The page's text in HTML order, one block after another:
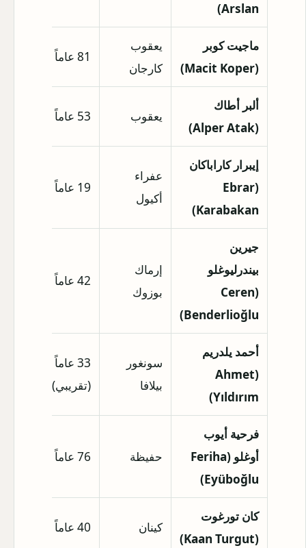
Arslan)
ماجيت كوبر
(Macit Koper)
يعقوب
كارجان
81 عاماً
ألبر أطاك
(Alper Atak)
يعقوب 53 عاماً
إيبرار كاراباكان
(Ebrar
Karabakan)
عفراء
أكيول
19 عاماً
جيرين
بيندرليوغلو
(Ceren
Benderlioğlu)
إرماك
بوزوك
42 عاماً
أحمد يلدريم
(Ahmet
Yıldırım)
سونغور
بيلافا
33 عاماً
(تقريبي)
فرحية أيوب
أوغلو (Feriha
Eyüboğlu)
حفيظة 76 عاماً
كان تورغوت
(Kaan Turgut)
كينان 40 عاماً